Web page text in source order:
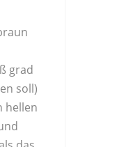
grad
soll)
hellen